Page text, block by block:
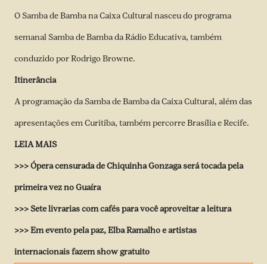
O Samba de Bamba na Caixa Cultural nasceu do programa
semanal Samba de Bamba da Rádio Educativa, também
conduzido por Rodrigo Browne.
Itinerância
A programação da Samba de Bamba da Caixa Cultural, além das
apresentações em Curitiba, também percorre Brasília e Recife.
LEIA MAIS
>>>Ópera censurada de Chiquinha Gonzaga será tocada pela
primeira vez no Guaíra
>>>Sete livrarias com cafés para você aproveitar a leitura
>>>Em evento pela paz, Elba Ramalho e artistas
internacionais fazem show gratuito